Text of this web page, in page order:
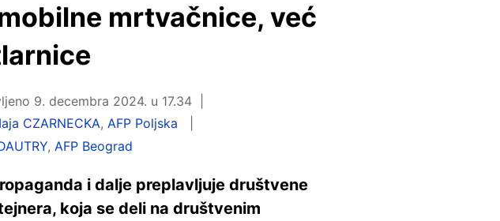
mrtvačnice, već
9. decembra 2024. u 17.34
CZARNECKA, AFP Poljska
, AFP Beograd
i dalje preplavljuje društvene
koja se deli na društvenim